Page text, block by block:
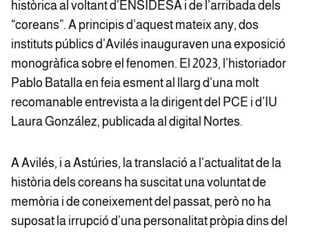
històrica al voltant d’ENSIDESA i de l’arribada dels
“coreans”. A principis d’aquest mateix any, dos
instituts públics d’Avilés inauguraven una exposició
monogràfica sobre el fenomen. El 2023, l’historiador
Pablo Batalla en feia esment al llarg d’una molt
recomanable entrevista a la dirigent del PCE i d’IU
Laura González, publicada al digital Nortes.
A Avilés, i a Astúries, la translació a l’actualitat de la
història dels coreans ha suscitat una voluntat de
memòria i de coneixement del passat, però no ha
suposat la irrupció d’una personalitat pròpia dins del